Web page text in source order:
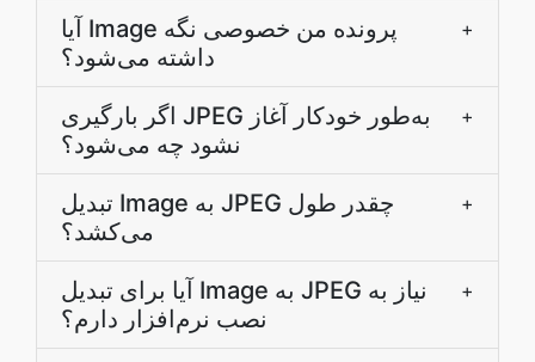
آیا Image پرونده من خصوصی نگه
داشته می‌شود؟
+
اگر بارگیری JPEG به‌طور خودکار آغاز
نشود چه می‌شود؟
+
تبدیل Image به JPEG چقدر طول
می‌کشد؟
+
آیا برای تبدیل Image به JPEG نیاز به
نصب نرم‌افزار دارم؟
+